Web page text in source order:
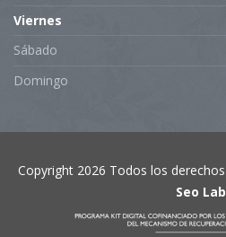
Viernes
Sábado
Domingo
Copyright 2026 Todos los
Seo Lab